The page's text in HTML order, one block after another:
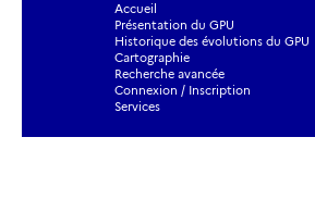
Accueil
Présentation du GPU
Historique des évolutions du GPU
Cartographie
Recherche avancée
Connexion / Inscription
Services